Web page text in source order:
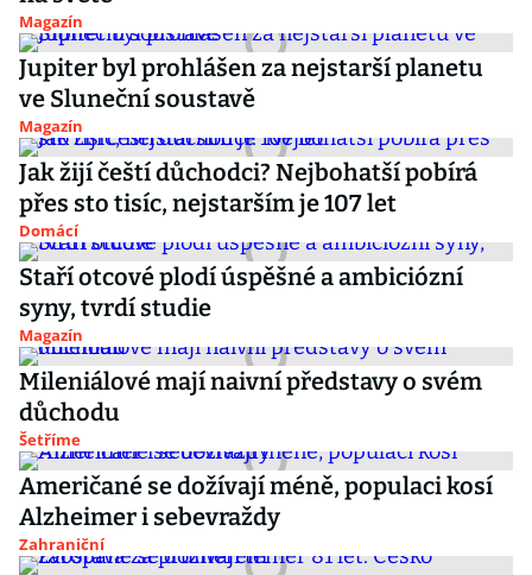
Magazín
Jupiter byl prohlášen za nejstarší planetu
ve Sluneční soustavě
Magazín
Jak žijí čeští důchodci? Nejbohatší pobírá
přes sto tisíc, nejstarším je 107 let
Domácí
Staří otcové plodí úspěšné a ambiciózní
syny, tvrdí studie
Magazín
Mileniálové mají naivní představy o svém
důchodu
Šetříme
Američané se dožívají méně, populaci kosí
Alzheimer i sebevraždy
Zahraniční